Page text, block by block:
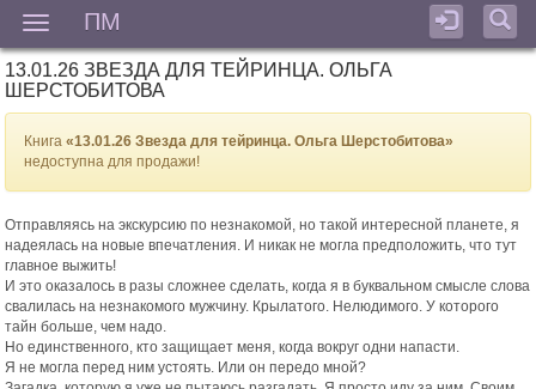
ПМ
13.01.26 ЗВЕЗДА ДЛЯ ТЕЙРИНЦА. ОЛЬГА
ШЕРСТОБИТОВА
Книга«13.01.26 Звезда для тейринца. Ольга Шерстобитова»
недоступна для продажи!
Отправляясь на экскурсию по незнакомой, но такой интересной планете, я
надеялась на новые впечатления. И никак не могла предположить, что тут
главное выжить!
И это оказалось в разы сложнее сделать, когда я в буквальном смысле слова
свалилась на незнакомого мужчину. Крылатого. Нелюдимого. У которого
тайн больше, чем надо.
Но единственного, кто защищает меня, когда вокруг одни напасти.
Я не могла перед ним устоять. Или он передо мной?